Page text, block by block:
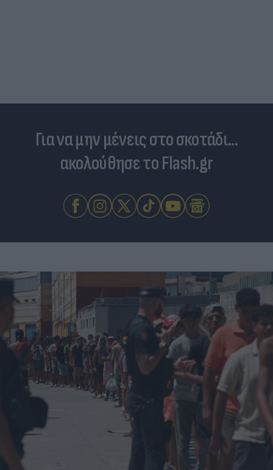
Για να μην μένεις στο σκοτάδι...
ακολούθησε το Flash.gr